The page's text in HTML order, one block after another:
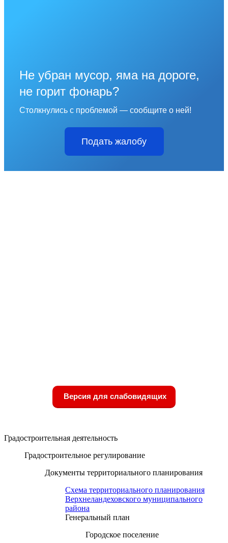
Не убран мусор, яма на дороге,
не горит фонарь?
Столкнулись с проблемой — сообщите о ней!
Подать жалобу
Версия для слабовидящих
Градостроительная деятельность
Градостроительное регулирование
Документы территориального планирования
Схема территориального планирования
Верхнеландеховского муниципального
района
Генеральный план
Городское поселение